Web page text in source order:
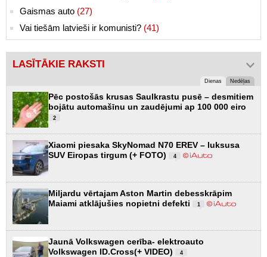
Gaismas auto (27)
Vai tiešām latvieši ir komunisti? (41)
LASĪTĀKIE RAKSTI
Dienas Nedēļas
Pēc postošās krusas Saulkrastu pusē – desmitiem
bojātu automašīnu un zaudējumi ap 100 000 eiro
2
Xiaomi piesaka SkyNomad N70 EREV – luksusa
SUV Eiropas tirgum (+ FOTO)
4
Miljardu vērtajam Aston Martin debesskrāpim
Maiami atklājušies nopietni defekti
1
Jaunā Volkswagen cerība- elektroauto
Volkswagen ID.Cross(+ VIDEO)
4